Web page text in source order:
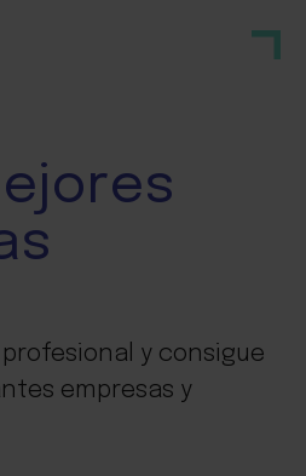
y consigue
empresas y